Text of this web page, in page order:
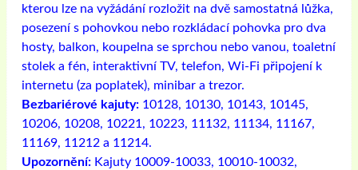
kterou lze na vyžádání rozložit na dvě samostatná lůžka,
posezení s pohovkou nebo rozkládací pohovka pro dva
hosty, balkon, koupelna se sprchou nebo vanou, toaletní
stolek a fén, interaktivní TV, telefon, Wi-Fi připojení k
internetu (za poplatek), minibar a trezor.
Bezbariérové ​​kajuty: 10128, 10130, 10143, 10145,
10206, 10208, 10221, 10223, 11132, 11134, 11167,
11169, 11212 a 11214.
Upozornění: Kajuty 10009-10033, 10010-10032,